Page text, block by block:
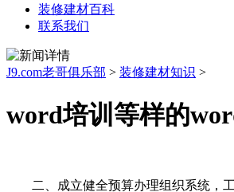
装修建材百科
联系我们
J9.com老哥俱乐部 > 装修建材知识 >
word培训等样的
二、成立健全预算办理组织系统，工